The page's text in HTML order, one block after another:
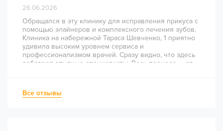
26.06.2026
Обращался в эту клинику для исправления прикуса с
помощью элайнеров и комплексного лечения зубов.
Клиника на набережной Тараса Шевченко, 1 приятно
удивила высоким уровнем сервиса и
профессионализмом врачей. Сразу видно, что здесь
работают опытные специалисты. Весь процесс — от
непростое перелечивание каналов прошло
комфортно и безболезненно. Рекомендую всем, кто
Все отзывы